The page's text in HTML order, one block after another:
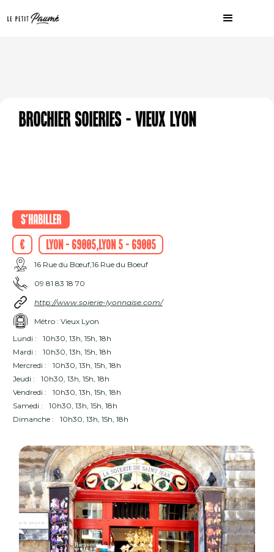
BROCHIER SOIERIES - Vieux Lyon
S'habiller
€
Lyon - 69005,Lyon 5 - 69005
16 Rue du Bœuf,16 Rue du Boeuf
09 81 83 18 70
http://www.soierie-lyonnaise.com/
Métro : Vieux Lyon
Lundi :
10h30, 13h, 15h, 18h
Mardi :
10h30, 13h, 15h, 18h
Mercredi :
10h30, 13h, 15h, 18h
Jeudi :
10h30, 13h, 15h, 18h
Vendredi :
10h30, 13h, 15h, 18h
Samedi :
10h30, 13h, 15h, 18h
Dimanche :
10h30, 13h, 15h, 18h